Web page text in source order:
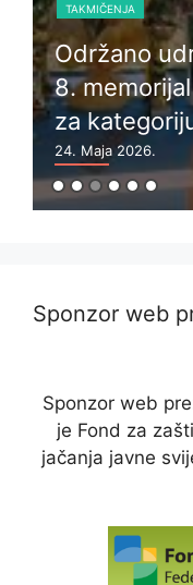
TAKMIČENJA
Održano
8.
za
24. Maja 2026.
Sponzor web
Sponzor web
je Fond za
jačanja javne